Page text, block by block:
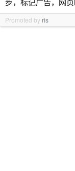
Promoted by ris